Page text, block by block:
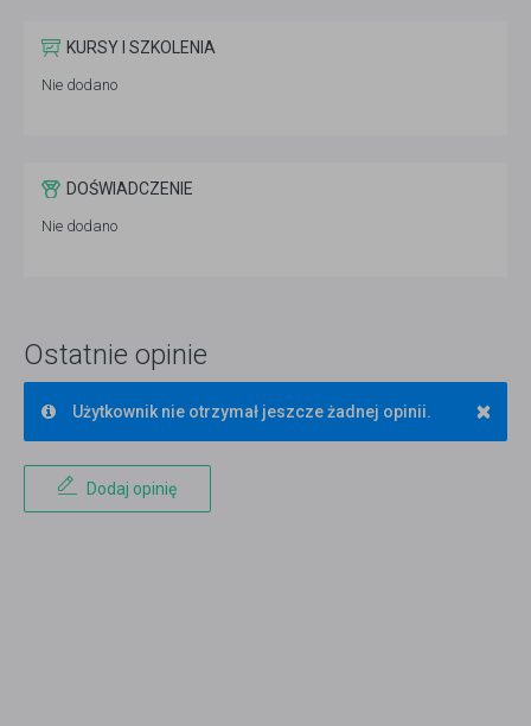
KURSY I SZKOLENIA
Nie dodano
DOŚWIADCZENIE
Nie dodano
Ostatnie opinie
×
Użytkownik nie otrzymał jeszcze żadnej opinii.
Dodaj opinię